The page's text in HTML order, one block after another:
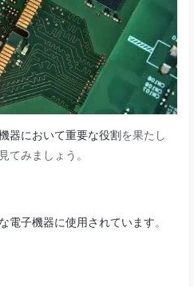
器において重要な役割を果たし
てみましょう。
電子機器に使用されています。